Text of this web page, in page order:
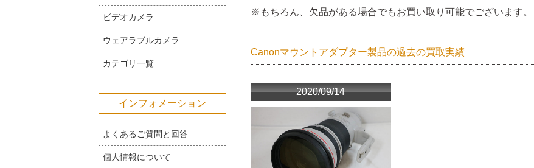
※もちろん、欠品がある場合でもお買い取り可能でございます。
Canonマウントアダプター製品の過去の買取実績
2020/09/14
ビデオカメラ
ウェアラブルカメラ
カテゴリ一覧
インフォメーション
よくあるご質問と回答
個人情報について